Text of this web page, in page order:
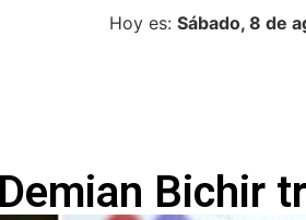
Hoy es: Sábado, 8 de
Bichir